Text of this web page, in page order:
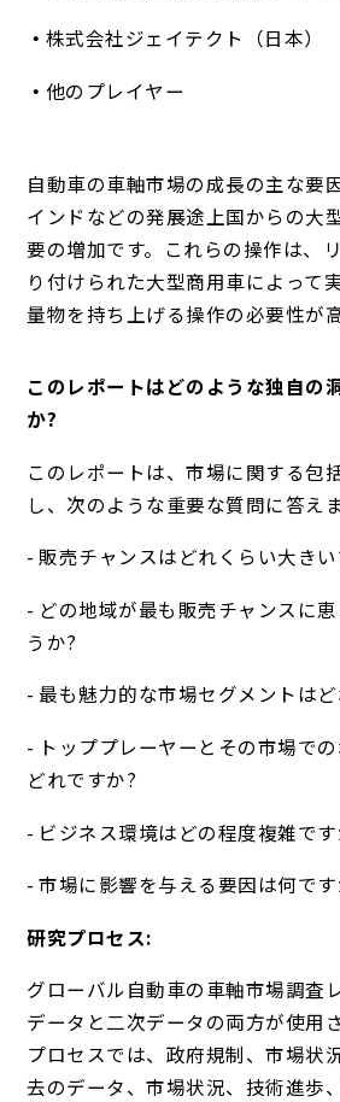
株式会社ジェイテクト（日本）
他のプレイヤー
自動車の車軸市場の成長の主な要
インドなどの発展途上国からの大
要の増加です。 これらの操作は、
り付けられた大型商用車によって
量物を持ち上げる操作の必要性が
このレポートはどのような独自の
か?
このレポートは、市場に関する包
し、次のような重要な質問に答えま
- 販売チャンスはどれくらい大き
- どの地域が最も販売チャンスに
うか?
- 最も魅力的な市場セグメントは
- トッププレーヤーとその市場で
どれですか?
- ビジネス環境はどの程度複雑です
- 市場に影響を与える要因は何です
研究プロセス:
グローバル自動車の車軸市場調査
データと二次データの両方が使用
プロセスでは、政府規制、市場状
去のデータ、市場状況、技術進歩